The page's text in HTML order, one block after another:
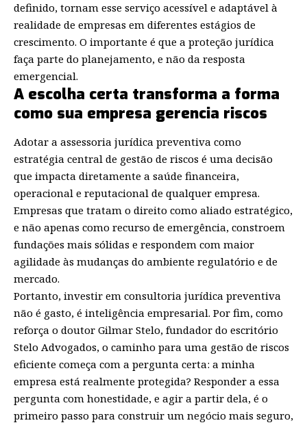
definido, tornam esse serviço acessível e adaptável à
realidade de empresas em diferentes estágios de
crescimento. O importante é que a proteção jurídica
faça parte do planejamento, e não da resposta
emergencial.
A escolha certa transforma a forma
como sua empresa gerencia riscos
Adotar a assessoria jurídica preventiva como
estratégia central de gestão de riscos é uma decisão
que impacta diretamente a saúde financeira,
operacional e reputacional de qualquer empresa.
Empresas que tratam o direito como aliado estratégico,
e não apenas como recurso de emergência, constroem
fundações mais sólidas e respondem com maior
agilidade às mudanças do ambiente regulatório e de
mercado.
Portanto, investir em consultoria jurídica preventiva
não é gasto, é inteligência empresarial. Por fim, como
reforça o doutor Gilmar Stelo, fundador do escritório
Stelo Advogados, o caminho para uma gestão de riscos
eficiente começa com a pergunta certa: a minha
empresa está realmente protegida? Responder a essa
pergunta com honestidade, e agir a partir dela, é o
primeiro passo para construir um negócio mais seguro,